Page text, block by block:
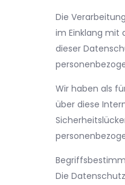
Die
im Einklang mit
dieser
Wir haben als
über diese
Die